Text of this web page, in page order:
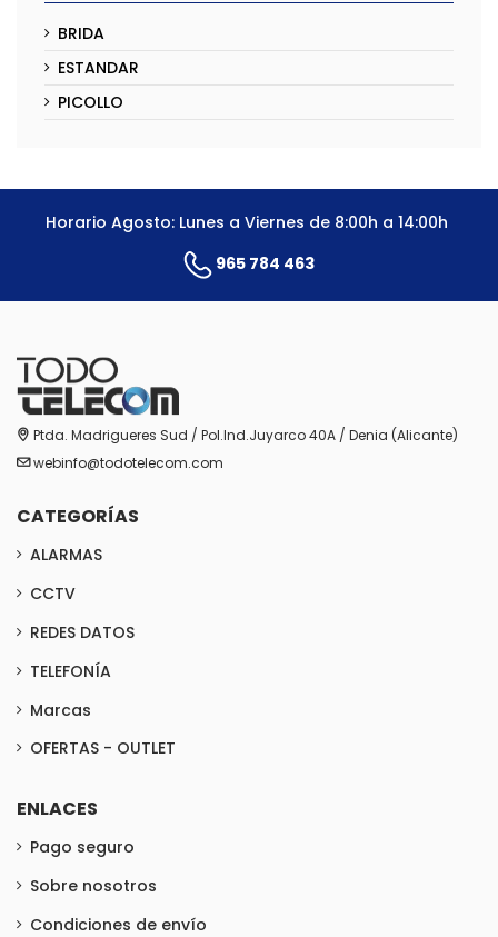
BRIDA
ESTANDAR
PICOLLO
Horario Agosto: Lunes a Viernes de 8:00h a 14:00h
965 784 463
Ptda. Madrigueres Sud / Pol.Ind.Juyarco 40A / Denia (Alicante)
webinfo@todotelecom.com
CATEGORÍAS
ALARMAS
CCTV
REDES DATOS
TELEFONÍA
Marcas
OFERTAS - OUTLET
ENLACES
Pago seguro
Sobre nosotros
Condiciones de envío